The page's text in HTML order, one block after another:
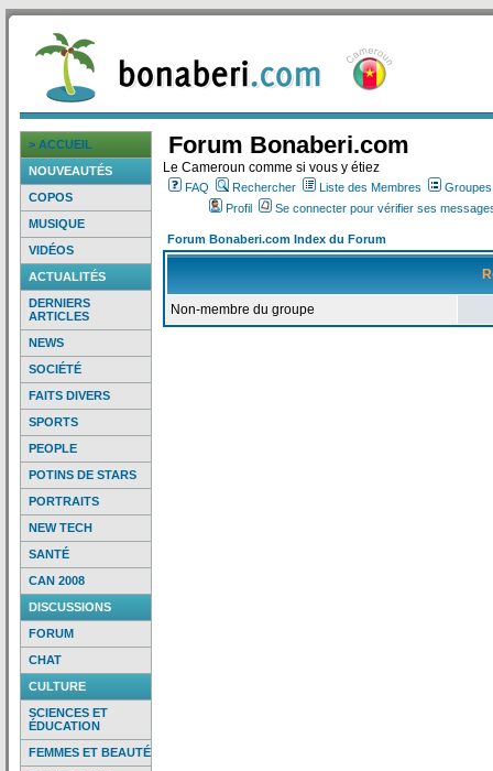
> ACCUEIL
NOUVEAUTÉS
COPOS
MUSIQUE
VIDÉOS
ACTUALITÉS
DERNIERS
ARTICLES
NEWS
SOCIÉTÉ
FAITS DIVERS
SPORTS
PEOPLE
POTINS DE STARS
PORTRAITS
NEW TECH
SANTÉ
CAN 2008
DISCUSSIONS
FORUM
CHAT
CULTURE
SCIENCES ET
ÉDUCATION
FEMMES ET BEAUTÉ
Forum Bonaberi.com
Le Cameroun comme si vous y étiez
FAQ Rechercher Liste des Membres
Profil
Se connecter pour vérifier ses
Forum Bonaberi.com Index du Forum
Non-membre du groupe